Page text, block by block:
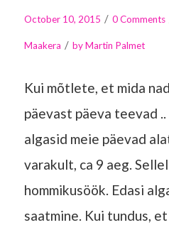
October 10, 2015 / 0 Comments
Maakera / byMartin Palmet
Kui mõtlete, et mida
päevast päeva teevad ..
algasid meie päevad
varakult, ca 9 aeg.
hommikusöök. Edasi
saatmine. Kui tundus,